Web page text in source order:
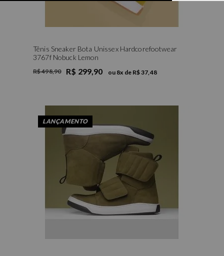
Tênis Sneaker Bota Unissex Hardcorefootwear
3767f Nobuck Lemon
R$ 498,90 R$ 299,90 ou 8x de R$ 37,48
LANÇAMENTO